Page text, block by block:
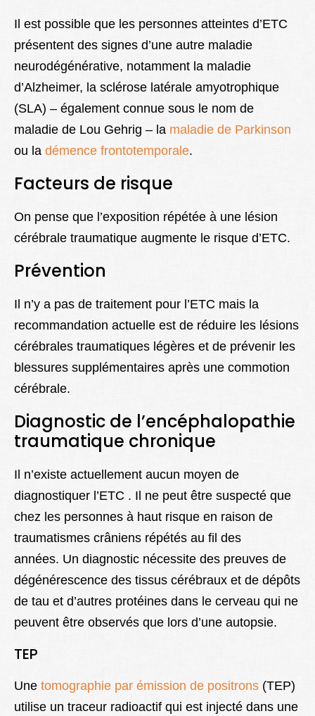
Il est possible que les personnes atteintes d’ETC
présentent des signes d’une autre maladie
neurodégénérative, notamment la maladie
d’Alzheimer, la sclérose latérale amyotrophique
(SLA) – également connue sous le nom de
maladie de Lou Gehrig – la maladie de Parkinson
ou la démence frontotemporale.
Facteurs de risque
On pense que l’exposition répétée à une lésion
cérébrale traumatique augmente le risque d’ETC.
Prévention
Il n’y a pas de traitement pour l’ETC mais la
recommandation actuelle est de réduire les lésions
cérébrales traumatiques légères et de prévenir les
blessures supplémentaires après une commotion
cérébrale.
Diagnostic de l’encéphalopathie
traumatique chronique
Il n’existe actuellement aucun moyen de
diagnostiquer l’ETC . Il ne peut être suspecté que
chez les personnes à haut risque en raison de
traumatismes crâniens répétés au fil des
années. Un diagnostic nécessite des preuves de
dégénérescence des tissus cérébraux et de dépôts
de tau et d’autres protéines dans le cerveau qui ne
peuvent être observés que lors d’une autopsie.
TEP
Une tomographie par émission de positrons (TEP)
utilise un traceur radioactif qui est injecté dans une